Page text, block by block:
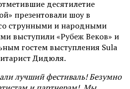
десятилетие
презентовали шоу в
струнными и народными
выступили «Рубеж Веков» и
гостем выступления Sula
Дидюля.
лучший фестиваль! Безумно